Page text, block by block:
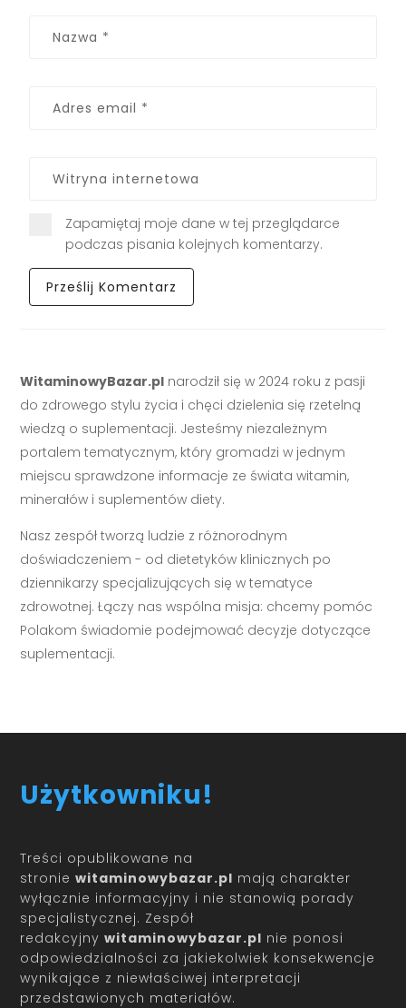
Zapamiętaj moje dane w tej przeglądarce
podczas pisania kolejnych komentarzy.
WitaminowyBazar.pl narodził się w 2024 roku z pasji
do zdrowego stylu życia i chęci dzielenia się rzetelną
wiedzą o suplementacji. Jesteśmy niezależnym
portalem tematycznym, który gromadzi w jednym
miejscu sprawdzone informacje ze świata witamin,
minerałów i suplementów diety.
Nasz zespół tworzą ludzie z różnorodnym
doświadczeniem - od dietetyków klinicznych po
dziennikarzy specjalizujących się w tematyce
zdrowotnej. Łączy nas wspólna misja: chcemy pomóc
Polakom świadomie podejmować decyzje dotyczące
suplementacji.
Użytkowniku!
Treści opublikowane na
stroniewitaminowybazar.pl mają charakter
wyłącznie informacyjny i nie stanowią porady
specjalistycznej. Zespół
redakcyjnywitaminowybazar.pl nie ponosi
odpowiedzialności za jakiekolwiek konsekwencje
wynikające z niewłaściwej interpretacji
przedstawionych materiałów.